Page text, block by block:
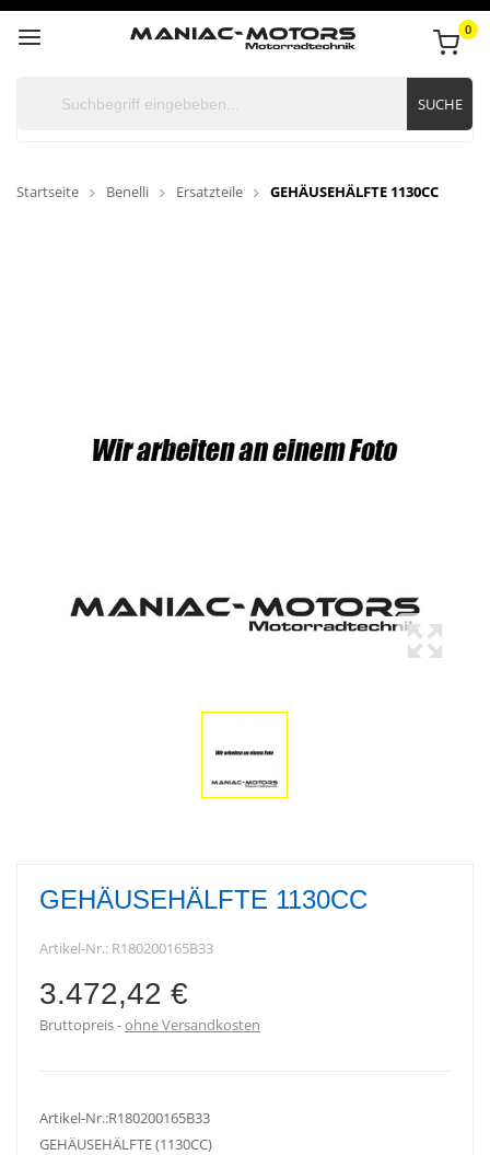
0
SUCHE
Startseite Benelli Ersatzteile GEHÄUSEHÄLFTE 1130CC
GEHÄUSEHÄLFTE 1130CC
Artikel-Nr.: R180200165B33
3.472,42 €
Bruttopreis ohne Versandkosten
Artikel-Nr.:R180200165B33
GEHÄUSEHÄLFTE (1130CC)